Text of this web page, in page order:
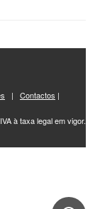
| Contactos |
à taxa legal em vigor.